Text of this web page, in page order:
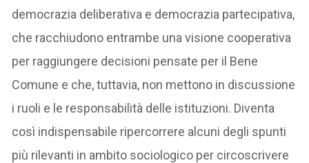
democrazia deliberativa e democrazia partecipativa,
che racchiudono entrambe una visione cooperativa
per raggiungere decisioni pensate per il Bene
Comune e che, tuttavia, non mettono in discussione
i ruoli e le responsabilità delle istituzioni. Diventa
così indispensabile ripercorrere alcuni degli spunti
più rilevanti in ambito sociologico per circoscrivere